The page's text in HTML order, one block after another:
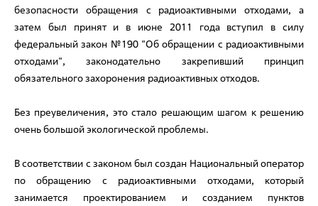
безопасности обращения с радиоактивными отходами, а
затем был принят и в июне 2011 года вступил в силу
федеральный закон №190 "Об обращении с радиоактивными
отходами", законодательно закрепивший принцип
обязательного захоронения радиоактивных отходов.
Без преувеличения, это стало решающим шагом к решению
очень большой экологической проблемы.
В соответствии с законом был создан Национальный оператор
по обращению с радиоактивными отходами, который
занимается проектированием и созданием пунктов